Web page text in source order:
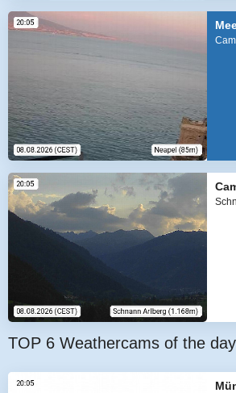
TOP 6 Weathercams of the